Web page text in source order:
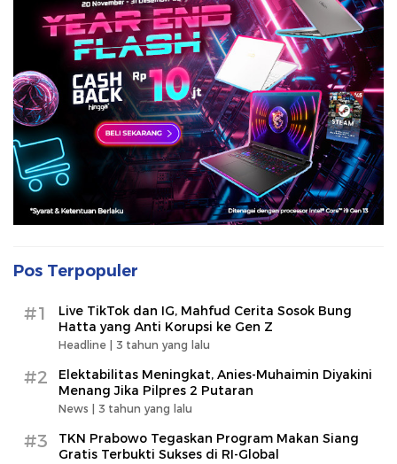
Pos Terpopuler
#1
Live TikTok dan IG, Mahfud Cerita Sosok Bung
Hatta yang Anti Korupsi ke Gen Z
Headline | 3 tahun yang lalu
#2
Elektabilitas Meningkat, Anies-Muhaimin Diyakini
Menang Jika Pilpres 2 Putaran
News | 3 tahun yang lalu
#3
TKN Prabowo Tegaskan Program Makan Siang
Gratis Terbukti Sukses di RI-Global